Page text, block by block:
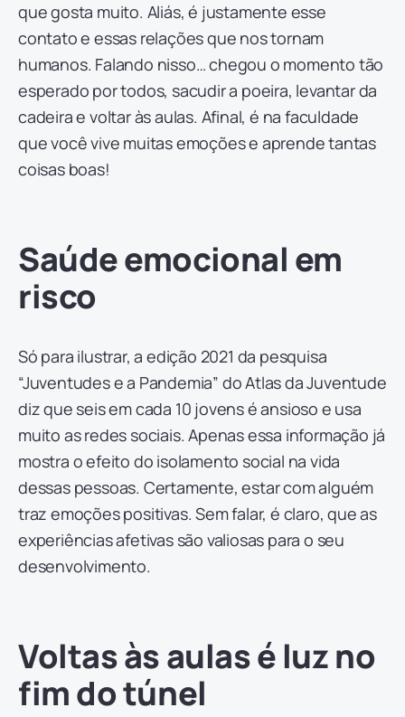
que gosta muito. Aliás, é justamente esse
contato e essas relações que nos tornam
humanos. Falando nisso… chegou o momento tão
esperado por todos, sacudir a poeira, levantar da
cadeira e voltar às aulas. Afinal, é na faculdade
que você vive muitas emoções e aprende tantas
coisas boas!
Saúde emocional em
risco
Só para ilustrar, a edição 2021 da pesquisa
“Juventudes e a Pandemia” do Atlas da Juventude
diz que seis em cada 10 jovens é ansioso e usa
muito as redes sociais. Apenas essa informação já
mostra o efeito do isolamento social na vida
dessas pessoas. Certamente, estar com alguém
traz emoções positivas. Sem falar, é claro, que as
experiências afetivas são valiosas para o seu
desenvolvimento.
Voltas às aulas é luz no
fim do túnel